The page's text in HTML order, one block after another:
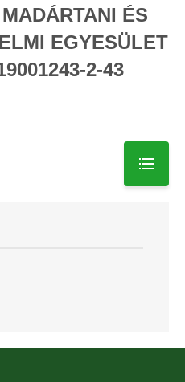
ÉS
EGYESÜLET
2-43